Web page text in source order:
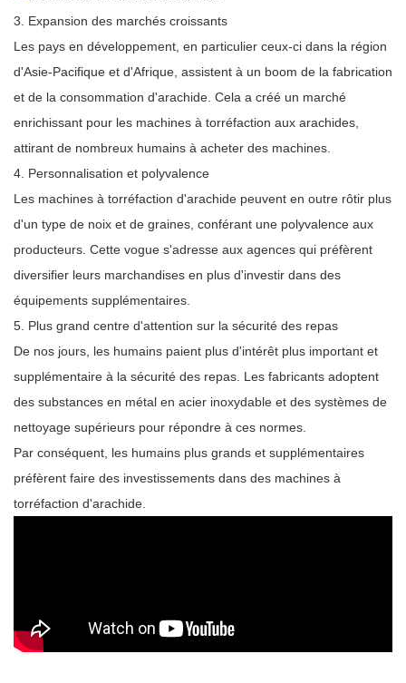
3. Expansion des marchés croissants
Les pays en développement, en particulier ceux-ci dans la région
d'Asie-Pacifique et d'Afrique, assistent à un boom de la fabrication
et de la consommation d'arachide. Cela a créé un marché
enrichissant pour les machines à torréfaction aux arachides,
attirant de nombreux humains à acheter des machines.
4. Personnalisation et polyvalence
Les machines à torréfaction d'arachide peuvent en outre rôtir plus
d'un type de noix et de graines, conférant une polyvalence aux
producteurs. Cette vogue s'adresse aux agences qui préfèrent
diversifier leurs marchandises en plus d'investir dans des
équipements supplémentaires.
5. Plus grand centre d'attention sur la sécurité des repas
De nos jours, les humains paient plus d'intérêt plus important et
supplémentaire à la sécurité des repas. Les fabricants adoptent
des substances en métal en acier inoxydable et des systèmes de
nettoyage supérieurs pour répondre à ces normes.
Par conséquent, les humains plus grands et supplémentaires
préfèrent faire des investissements dans des machines à
torréfaction d'arachide.